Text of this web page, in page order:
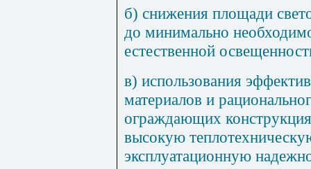
б) снижения площади
до минимально
естественной
в) использования
материалов и
ограждающих
высокую
эксплуатационную